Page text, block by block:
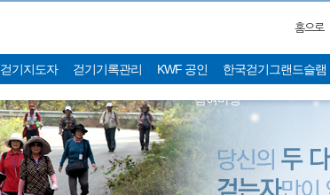
홈으로
걷기지도자 걷기기록관리 KWF 공인 한국걷기그랜드슬램
참여마당